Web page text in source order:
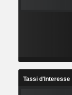
Tassi d'Interesse